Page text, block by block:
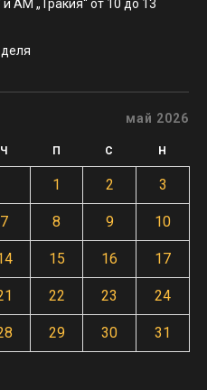
АМ „Тракия“ от 10 до 13
май 2026
Ч П С Н
1 2 3
7 8 9 10
15 16 17
22 23 24
29 30 31